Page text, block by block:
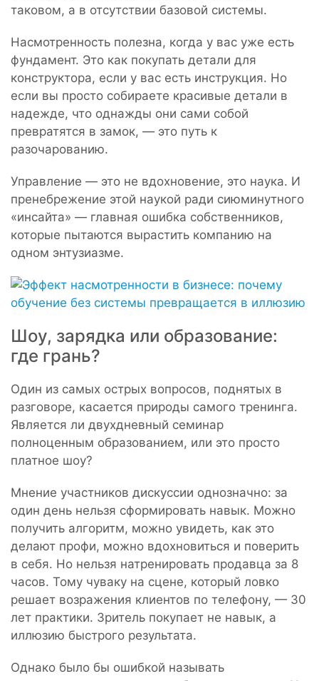
таковом, а в отсутствии базовой системы.
Насмотренность полезна, когда у вас уже есть
фундамент. Это как покупать детали для
конструктора, если у вас есть инструкция. Но
если вы просто собираете красивые детали в
надежде, что однажды они сами собой
превратятся в замок, — это путь к
разочарованию.
Управление — это не вдохновение, это наука. И
пренебрежение этой наукой ради сиюминутного
«инсайта» — главная ошибка собственников,
которые пытаются вырастить компанию на
одном энтузиазме.
Шоу, зарядка или образование:
где грань?
Один из самых острых вопросов, поднятых в
разговоре, касается природы самого тренинга.
Является ли двухдневный семинар
полноценным образованием, или это просто
платное шоу?
Мнение участников дискуссии однозначно: за
один день нельзя сформировать навык. Можно
получить алгоритм, можно увидеть, как это
делают профи, можно вдохновиться и поверить
в себя. Но нельзя натренировать продавца за 8
часов. Тому чуваку на сцене, который ловко
решает возражения клиентов по телефону, — 30
лет практики. Зритель покупает не навык, а
иллюзию быстрого результата.
Однако было бы ошибкой называть